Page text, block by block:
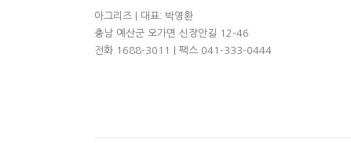
아그리즈 | 대표: 박영환
충남 예산군 오가면 신장안길 12-46
전화 1688-3011 | 팩스 041-333-0444